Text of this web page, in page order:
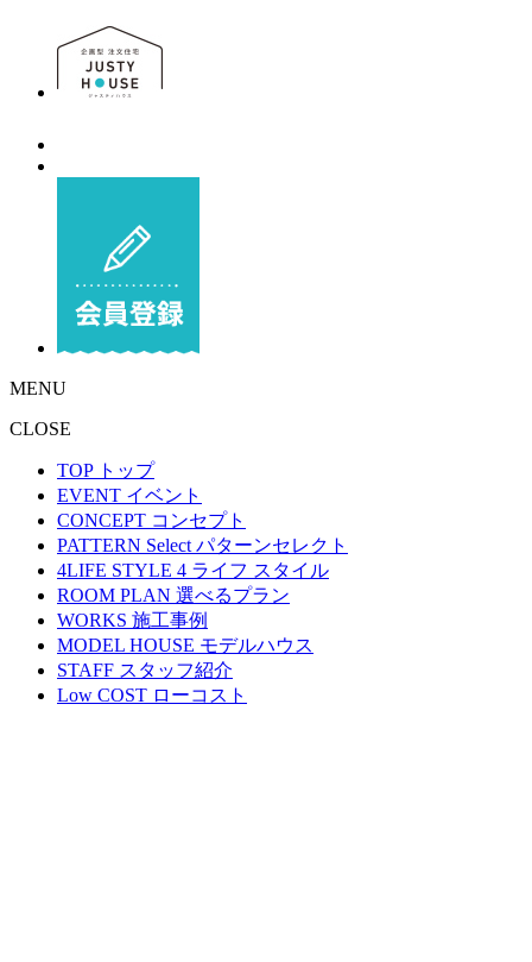
MENU
CLOSE
TOP トップ
EVENT イベント
CONCEPT コンセプト
PATTERN Select パターンセレクト
4LIFE STYLE 4 ライフ スタイル
ROOM PLAN 選べるプラン
WORKS 施工事例
MODEL HOUSE モデルハウス
STAFF スタッフ紹介
Low COST ローコスト